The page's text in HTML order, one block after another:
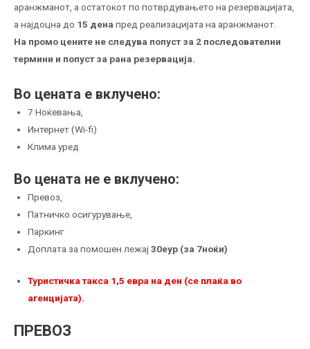
аранжманот, а остатокот по потврдувањето на резервацијата,
a најдоцна до 15 дена пред реализацијата на аранжманот.
На промо цените не следува попуст за 2 последователни
термини и попуст за рана резервација.
Во цената е вклучено:
7 Ноќевања,
Интернет (Wi-fi)
Клима уред
Во цената не е вклучено:
Превоз,
Патничко осигурување,
Паркинг
Доплата за помошен лежај30еур (за 7ноќи)
Туристичка такса 1,5 евра на ден (се плаќа во
агенцијата).
ПРЕВОЗ